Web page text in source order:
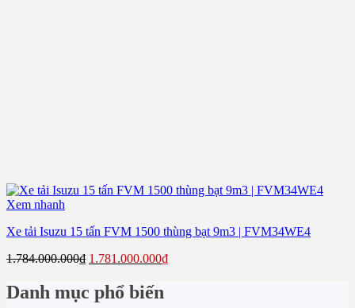
Xem nhanh
Xe tải Isuzu 15 tấn FVM 1500 thùng bạt 9m3 | FVM34WE4
1.784.000.000₫ Giá
1.784.000.000₫.
1.781.000.000₫Giá
Danh mục phổ biến